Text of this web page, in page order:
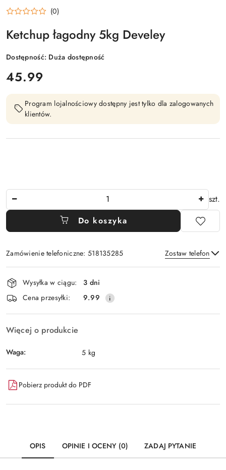
(0)
Ketchup łagodny 5kg Develey
Dostępność: Duża dostępność
cena:
45.99
Program lojalnościowy dostępny jest tylko dla zalogowanych
klientów.
szt.
Do koszyka
Zamówienie telefoniczne: 518135285 Zostaw telefon
Wyślij
Dostępność
i
dostawa
Wysyłka w ciągu:
3 dni
Cena przesyłki:
9.99
Więcej o produkcie
Waga: 5 kg
Pobierz produkt do PDF
OPIS OPINIE I OCENY (0) ZADAJ PYTANIE